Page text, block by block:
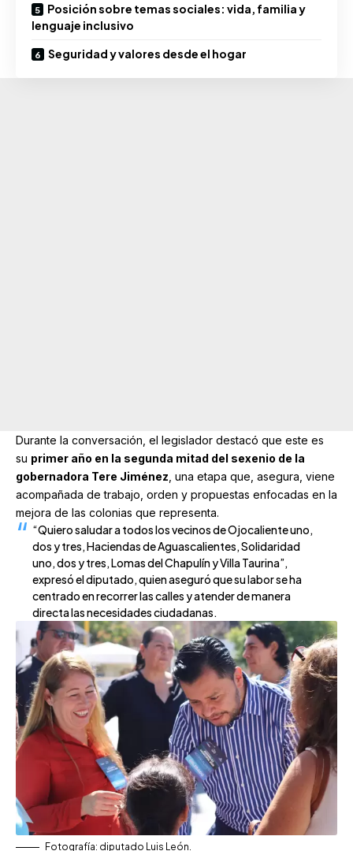
Posición sobre temas sociales: vida, familia y
lenguaje inclusivo
Seguridad y valores desde el hogar
Durante la conversación, el legislador destacó que este es
su primer año en la segunda mitad del sexenio de la
gobernadora Tere Jiménez , una etapa que, asegura, viene
acompañada de trabajo, orden y propuestas enfocadas en la
mejora de las colonias que representa.
“Quiero saludar a todos los vecinos de Ojocaliente uno,
dos y tres, Haciendas de Aguascalientes, Solidaridad
uno, dos y tres, Lomas del Chapulín y Villa Taurina”,
expresó el diputado, quien aseguró que su labor se ha
centrado en recorrer las calles y atender de manera
directa las necesidades ciudadanas.
Fotografía: diputado Luis León.